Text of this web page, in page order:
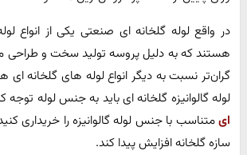
در واقع لوله گلخانه ای صنعتی یکی از انواع
هستند که به دلیل پروسه تولید سخت و طراحی
گران‌تر نسبت به دیگر انواع لوله های گلخانه
لوله گالوانیزه گلخانه ای باید به جنس لوله توجه
ایمتناسب با جنس لوله گالوانیزه را خریداری
سازه گلخانه افزایش پیدا کند.